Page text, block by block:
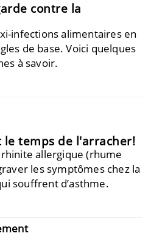
contre la
infections alimentaires en
de base. Voici quelques
à savoir.
le temps de l'arracher!
allergique (rhume
les symptômes chez la
souffrent d’asthme.